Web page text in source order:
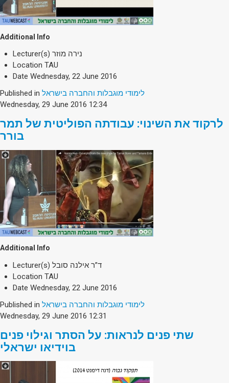
Additional Info
Lecturer(s) נירה מוזר
Location TAU
Date Wednesday, 22 June 2016
Published in לימודי מוגבלות והחברה בישראל
Wednesday, 29 June 2016 12:34
לרקוד את השינוי: עבודתה הפוליטית של תמר
בורר
Additional Info
Lecturer(s) ד”ר אילנה סובל
Location TAU
Date Wednesday, 22 June 2016
Published in לימודי מוגבלות והחברה בישראל
Wednesday, 29 June 2016 12:31
שתי פנים לנראות: על הסתר וגילוי פנים
בוידיאו ישראלי